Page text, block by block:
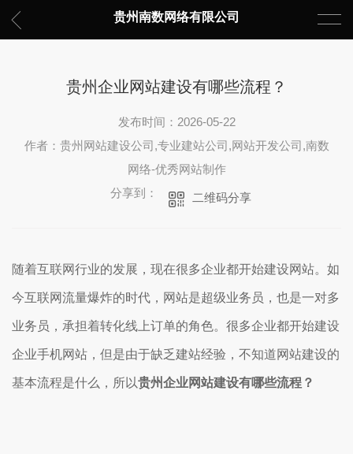
贵州南数网络有限公司
贵州企业网站建设有哪些流程？
发布时间：2026-05-22
作者：贵州网站建设公司,专业建站公司,网站开发公司,南数
网络-优秀网站制作
分享到：
二维码分享
随着互联网行业的发展，现在很多企业都开始建设网站。如
今互联网流量爆炸的时代，网站是超级业务员，也是一对多
业务员，承担着转化线上订单的角色。很多企业都开始建设
企业手机网站，但是由于缺乏建站经验，不知道网站建设的
基本流程是什么，所以贵州企业网站建设有哪些流程？